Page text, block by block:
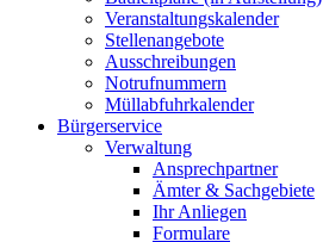
Veranstaltungskalender
Stellenangebote
Ausschreibungen
Notrufnummern
Müllabfuhrkalender
Bürgerservice
Verwaltung
Ansprechpartner
Ämter & Sachgebiete
Ihr Anliegen
Formulare